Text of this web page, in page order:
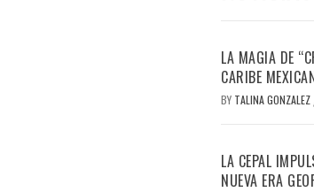
LA MAGIA DE
CARIBE
BY TALINA GONZALEZ
LA CEPAL
NUEVA ERA